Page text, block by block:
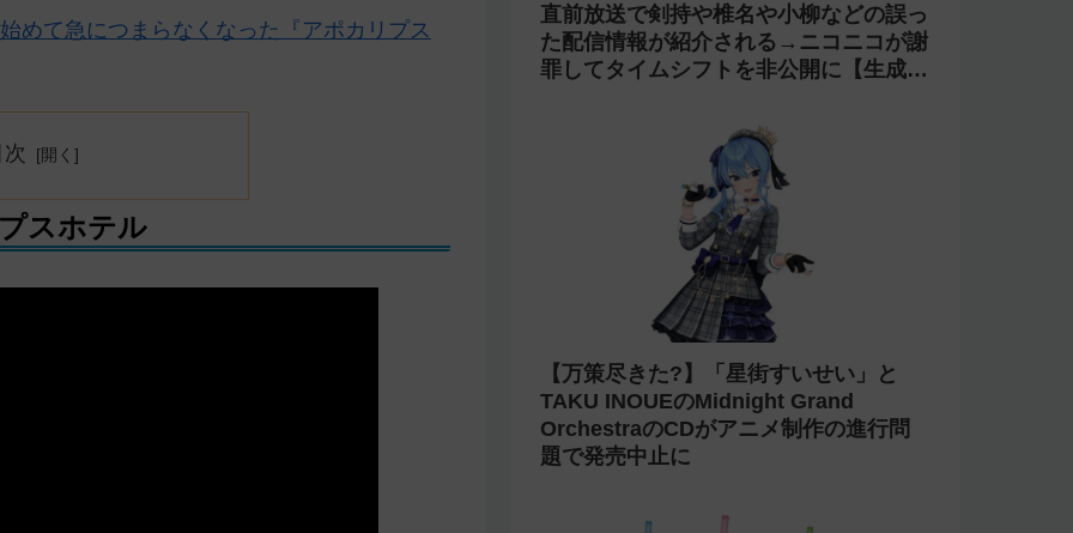
めて急につまらなくなった『アポカリプス
スホテル
直前放送で剣持や椎名や小柳などの誤っ
た配信情報が紹介される→ニコニコが謝
罪してタイムシフトを非公開に【生成
【万策尽きた?】「星街すいせい」と
TAKU INOUEのMidnight Grand
OrchestraのCDがアニメ制作の進行問
題で発売中止に